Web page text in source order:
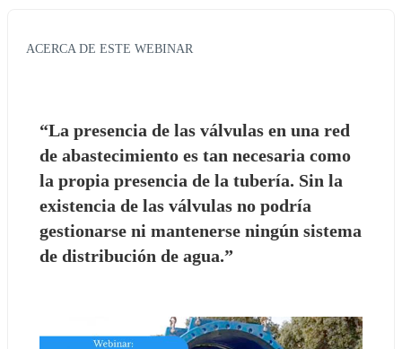
ACERCA DE ESTE WEBINAR
“La presencia de las válvulas en una red
de abastecimiento es tan necesaria como
la propia presencia de la tubería. Sin la
existencia de las válvulas no podría
gestionarse ni mantenerse ningún sistema
de distribución de agua.”